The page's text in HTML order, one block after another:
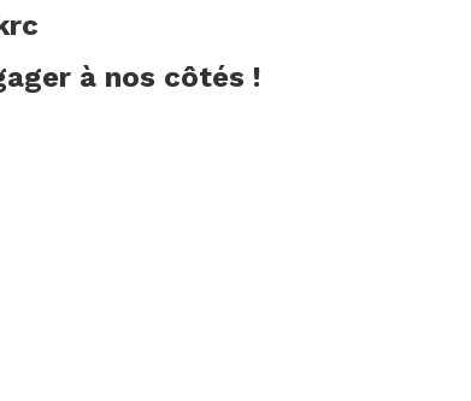
à nos côtés !